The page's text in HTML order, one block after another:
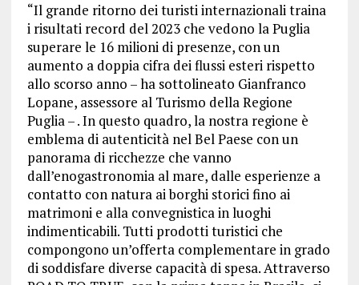
“Il grande ritorno dei turisti internazionali traina
i risultati record del 2023 che vedono la Puglia
superare le 16 milioni di presenze, con un
aumento a doppia cifra dei flussi esteri rispetto
allo scorso anno – ha sottolineato Gianfranco
Lopane, assessore al Turismo della Regione
Puglia – . In questo quadro, la nostra regione è
emblema di autenticità nel Bel Paese con un
panorama di ricchezze che vanno
dall’enogastronomia al mare, dalle esperienze a
contatto con natura ai borghi storici fino ai
matrimoni e alla convegnistica in luoghi
indimenticabili. Tutti prodotti turistici che
compongono un’offerta complementare in grado
di soddisfare diverse capacità di spesa. Attraverso